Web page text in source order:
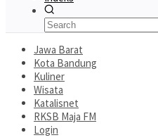
Jawa Barat
Kota Bandung
Kuliner
Wisata
Katalisnet
RKSB Maja FM
Login